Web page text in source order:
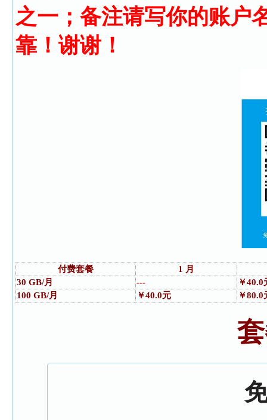
之一；备注请写你的账户
靠！谢谢！
付费套餐
1 月
30 GB/月
---
￥40.0
100 GB/月
￥40.0元 ￥80.0